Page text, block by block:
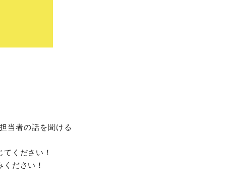
当者の話を聞ける
ください！
ださい！